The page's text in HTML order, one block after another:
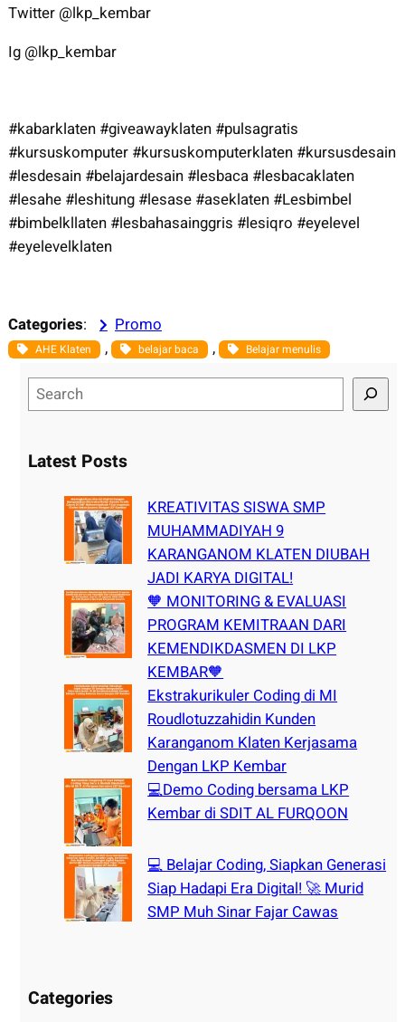
Twitter @lkp_kembar
Ig @lkp_kembar
#kabarklaten #giveawayklaten #pulsagratis
#kursuskomputer #kursuskomputerklaten #kursusdesain
#lesdesain #belajardesain #lesbaca #lesbacaklaten
#lesahe #leshitung #lesase #aseklaten #Lesbimbel
#bimbelkllaten #lesbahasainggris #lesiqro #eyelevel
#eyelevelklaten
Categories: Promo
AHE Klaten , belajar baca , Belajar menulis
e
rLatest Posts
KREATIVITAS SISWA SMP
MUHAMMADIYAH 9
KARANGANOM KLATEN DIUBAH
JADI KARYA DIGITAL!
🧡 MONITORING & EVALUASI
PROGRAM KEMITRAAN DARI
KEMENDIKDASMEN DI LKP
KEMBAR🧡
Ekstrakurikuler Coding di MI
Roudlotuzzahidin Kunden
Karanganom Klaten Kerjasama
Dengan LKP Kembar
💻Demo Coding bersama LKP
Kembar di SDIT AL FURQOON
💻 Belajar Coding, Siapkan Generasi
Siap Hadapi Era Digital! 🚀 Murid
SMP Muh Sinar Fajar Cawas
Categories